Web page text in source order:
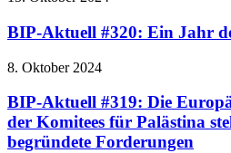
BIP-Aktuell #320: Ein Jahr
8. Oktober 2024
BIP-Aktuell #319: Die
der Komitees für Palästina
begründete Forderungen